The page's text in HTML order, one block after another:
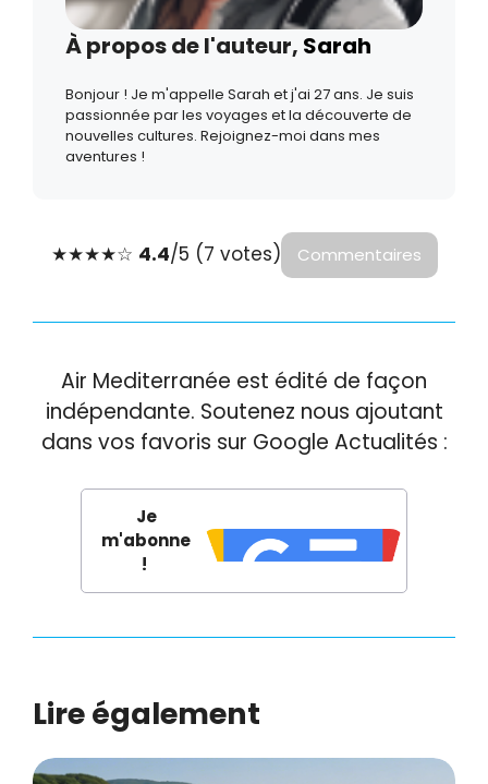
À propos de l'auteur, Sarah
Bonjour ! Je m'appelle Sarah et j'ai 27 ans. Je suis
passionnée par les voyages et la découverte de
nouvelles cultures. Rejoignez-moi dans mes
aventures !
★★★★☆ 4.4/5 (7 votes) Commentaires
Air Mediterranée est édité de façon
indépendante. Soutenez nous ajoutant
dans vos favoris sur Google Actualités :
Je
m'abonne
!
Lire également